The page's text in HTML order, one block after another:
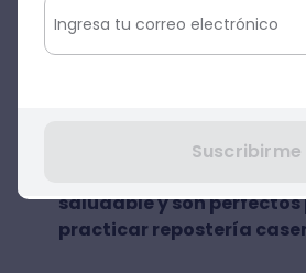
repostera, cumple esta
Postres Saludables
está en los ingredientes,
saludable y son perfectos
practicar repostería
Suscribirme